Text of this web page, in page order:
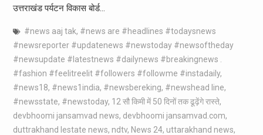
उत्तराखंड पर्यटन विकास बोर्ड…
#news aaj tak, #news are #headlines #todaysnews
#newsreporter #updatenews #newstoday #newsoftheday
#newsupdate #latestnews #dailynews #breakingnews .
#fashion #feelitreelit #followers #followme #instadaily,
#news18, #news1india, #newsbereking, #newshead line,
#newsstate, #newstoday, 12 सौ किमी में 50 दिनों तक ढूढ़ेंगे रास्ते,
devbhoomi jansamvad news, devbhoomi jansamvad.com,
duttrakhand lestate news, ndtv, News 24, uttarakhand news,